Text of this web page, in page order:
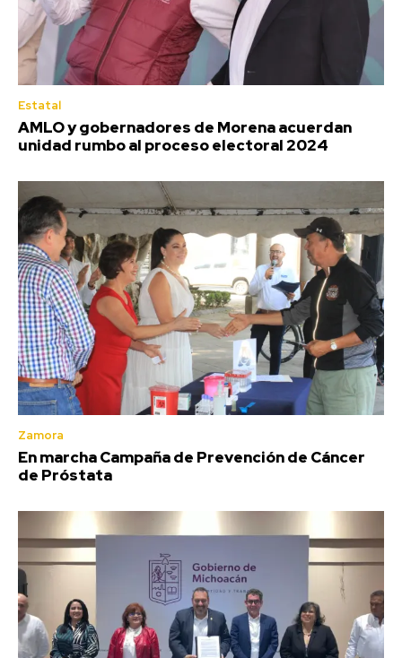
Estatal
AMLO y gobernadores de Morena acuerdan
unidad rumbo al proceso electoral 2024
Zamora
En marcha Campaña de Prevención de Cáncer
de Próstata